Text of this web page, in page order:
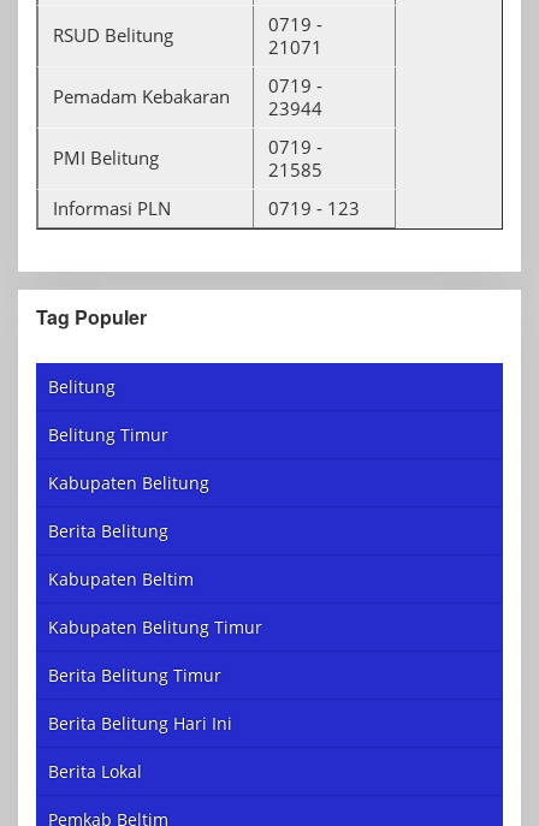
RSUD Belitung
0719 -
21071
Pemadam Kebakaran
0719 -
23944
PMI Belitung
0719 -
21585
Informasi PLN
0719 - 123
Tag Populer
Belitung
Belitung Timur
Kabupaten Belitung
Berita Belitung
Kabupaten Beltim
Kabupaten Belitung Timur
Berita Belitung Timur
Berita Belitung Hari Ini
Berita Lokal
Pemkab Beltim